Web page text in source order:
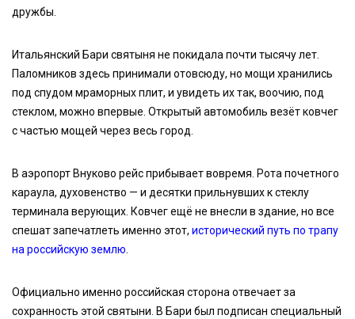
дружбы.
Итальянский Бари святыня не покидала почти тысячу лет.
Паломников здесь принимали отовсюду, но мощи хранились
под спудом мраморных плит, и увидеть их так, воочию, под
стеклом, можно впервые. Открытый автомобиль везёт ковчег
с частью мощей через весь город.
В аэропорт Внуково рейс прибывает вовремя. Рота почетного
караула, духовенство — и десятки прильнувших к стеклу
терминала верующих. Ковчег ещё не внесли в здание, но все
спешат запечатлеть именно этот, исторический путь по трапу
на российскую землю
Официально именно российская сторона отвечает за
сохранность этой святыни. В Бари был подписан специальный